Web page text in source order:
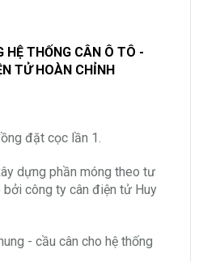
HỆ THỐNG CÂN Ô TÔ -
TỬ HOÀN CHỈNH
đặt cọc lần 1.
dựng phần móng theo tư
bởi công ty cân điện tử Huy
- cầu cân cho hệ thống